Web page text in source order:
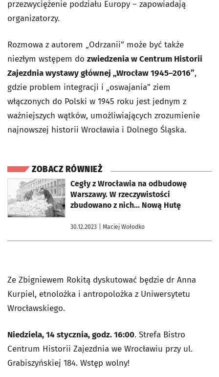
przezwyciężenie podziału Europy – zapowiadają
organizatorzy.
Rozmowa z autorem „Odrzanii” może być także
niezłym wstępem do zwiedzenia w Centrum Historii
Zajezdnia wystawy głównej „Wrocław 1945–2016”,
gdzie problem integracji i „oswajania” ziem
włączonych do Polski w 1945 roku jest jednym z
ważniejszych wątków, umożliwiających zrozumienie
najnowszej historii Wrocławia i Dolnego Śląska.
ZOBACZ RÓWNIEŻ
Cegły z Wrocławia na odbudowę
Warszawy. W rzeczywistości
zbudowano z nich... Nową Hutę
30.12.2023 | Maciej Wołodko
otworzy się w nowej karcie
Ze Zbigniewem Rokitą dyskutować będzie dr Anna
Kurpiel, etnolożka i antropolożka z Uniwersytetu
Wrocławskiego.
Niedziela, 14 stycznia, godz. 16:00. Strefa Bistro
Centrum Historii Zajezdnia we Wrocławiu przy ul.
Grabiszyńskiej 184. Wstęp wolny!